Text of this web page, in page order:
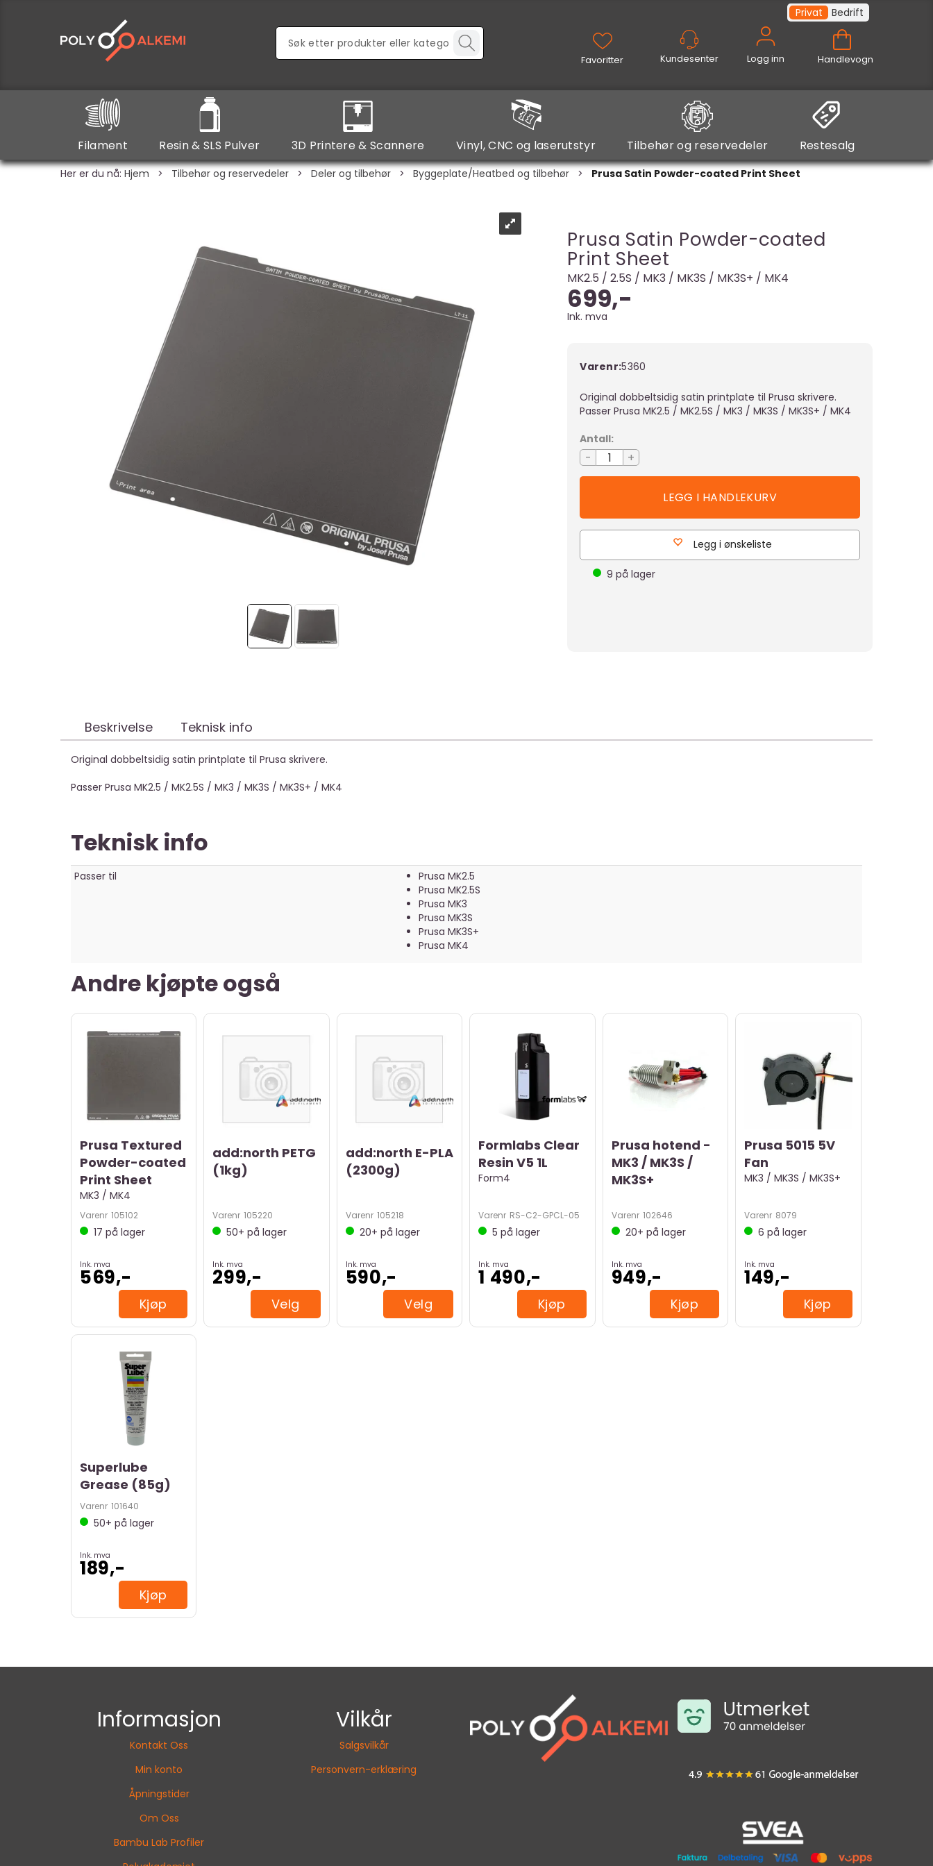
Logg inn
Privat Bedrift
Handlevogn
Filament Resin & SLS Pulver 3D Printere & Scannere Vinyl, CNC og laserutstyr Tilbehør og reservedeler Restesalg
Her er du nå: Hjem > Tilbehør og reservedeler > Deler og tilbehør > Byggeplate/Heatbed og tilbehør > Prusa Satin Powder-coated Print Sheet
Prusa Satin Powder-coated
Print Sheet
MK2.5 / 2.5S / MK3 / MK3S / MK3S+ / MK4
699,-
Ink. mva
Varenr:5360
Original dobbeltsidig satin printplate til Prusa skrivere.
Passer Prusa MK2.5 / MK2.5S / MK3 / MK3S / MK3S+ / MK4
Antall:
- +
Legg i ønskeliste
9 på lager
Beskrivelse Teknisk info
Original dobbeltsidig satin printplate til Prusa skrivere.
Passer Prusa MK2.5 / MK2.5S / MK3 / MK3S / MK3S+ / MK4
Teknisk info
Passer til
Prusa MK2.5
Prusa MK2.5S
Prusa MK3
Prusa MK3S
Prusa MK3S+
Prusa MK4
Andre kjøpte også
Prusa Textured
Powder-coated
Print Sheet
MK3 / MK4
Varenr 105102
17 på lager
Ink. mva
569,-
Kjøp
add:north PETG
(1kg)
Varenr 105220
50+ på lager
Ink. mva
299,-
Velg
add:north E-PLA
(2300g)
Varenr 105218
20+ på lager
Ink. mva
590,-
Velg
Formlabs Clear
Resin V5 1L
Form4
Varenr RS-C2-GPCL-05
5 på lager
Ink. mva
1 490,-
Kjøp
Prusa hotend -
MK3 / MK3S /
MK3S+
Varenr 102646
20+ på lager
Ink. mva
949,-
Kjøp
Prusa 5015 5V
Fan
MK3 / MK3S / MK3S+
Varenr 8079
6 på lager
Ink. mva
149,-
Kjøp
Superlube
Grease (85g)
Varenr 101640
50+ på lager
Ink. mva
189,-
Kjøp
Informasjon
Kontakt Oss
Min konto
Åpningstider
Om Oss
Bambu Lab Profiler
Vilkår
Salgsvilkår
Personvern-erklæring